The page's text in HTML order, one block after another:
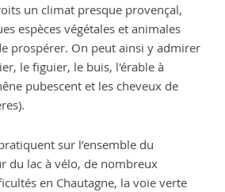
un climat presque provençal,
espèces végétales et animales
prospérer. On peut ainsi y admirer
le figuier, le buis, l'érable à
pubescent et les cheveux de
sur l’ensemble du
du lac à vélo, de nombreux
en Chautagne, la voie verte